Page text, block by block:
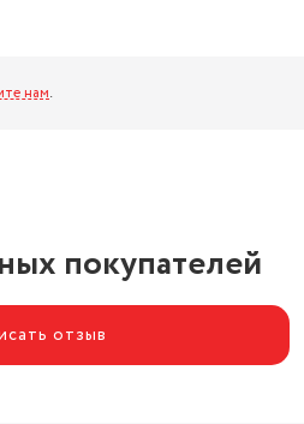
нам.
покупателей
отзыв